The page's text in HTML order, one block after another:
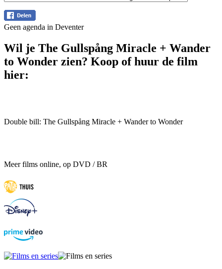
Geen agenda in Deventer
Wil je The Gullspång Miracle + Wander
to Wonder zien? Koop of huur de film
hier:
Double bill: The Gullspång Miracle + Wander to Wonder
Meer films online, op DVD / BR